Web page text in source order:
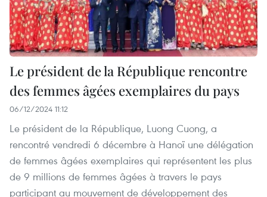
Le président de la République rencontre
des femmes âgées exemplaires du pays
06/12/2024 11:12
Le président de la République, Luong Cuong, a
rencontré vendredi 6 décembre à Hanoï une délégation
de femmes âgées exemplaires qui représentent les plus
de 9 millions de femmes âgées à travers le pays
participant au mouvement de développement des